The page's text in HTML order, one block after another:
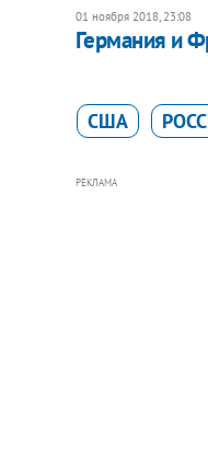
01 ноября 2018, 23:08
Германия и
США
РЕКЛАМА